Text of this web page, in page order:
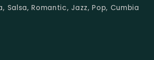
Salsa, Romantic, Jazz, Pop, Cumbia